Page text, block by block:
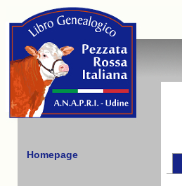
Homepage